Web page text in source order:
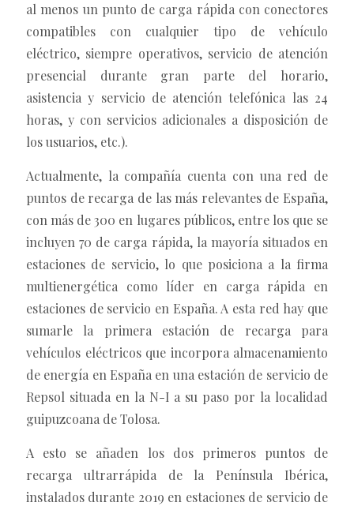
al menos un punto de carga rápida con conectores
compatibles con cualquier tipo de vehículo
eléctrico, siempre operativos, servicio de atención
presencial durante gran parte del horario,
asistencia y servicio de atención telefónica las 24
horas, y con servicios adicionales a disposición de
los usuarios, etc.).
Actualmente, la compañía cuenta con una red de
puntos de recarga de las más relevantes de España,
con más de 300 en lugares públicos, entre los que se
incluyen 70 de carga rápida, la mayoría situados en
estaciones de servicio, lo que posiciona a la firma
multienergética como líder en carga rápida en
estaciones de servicio en España. A esta red hay que
sumarle la primera estación de recarga para
vehículos eléctricos que incorpora almacenamiento
de energía en España en una estación de servicio de
Repsol situada en la N-I a su paso por la localidad
guipuzcoana de Tolosa.
A esto se añaden los dos primeros puntos de
recarga ultrarrápida de la Península Ibérica,
instalados durante 2019 en estaciones de servicio de